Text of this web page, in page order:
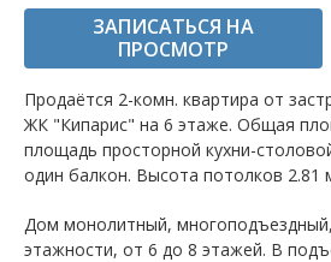
ЗАПИСАТЬСЯ НА
ПРОСМОТР
Продаётся 2-комн. квартира от
ЖК "Кипарис" на 6 этаже. Общая
площадь просторной кухни-
один балкон. Высота потолков 2.81
Дом монолитный,
этажности, от 6 до 8 этажей. B